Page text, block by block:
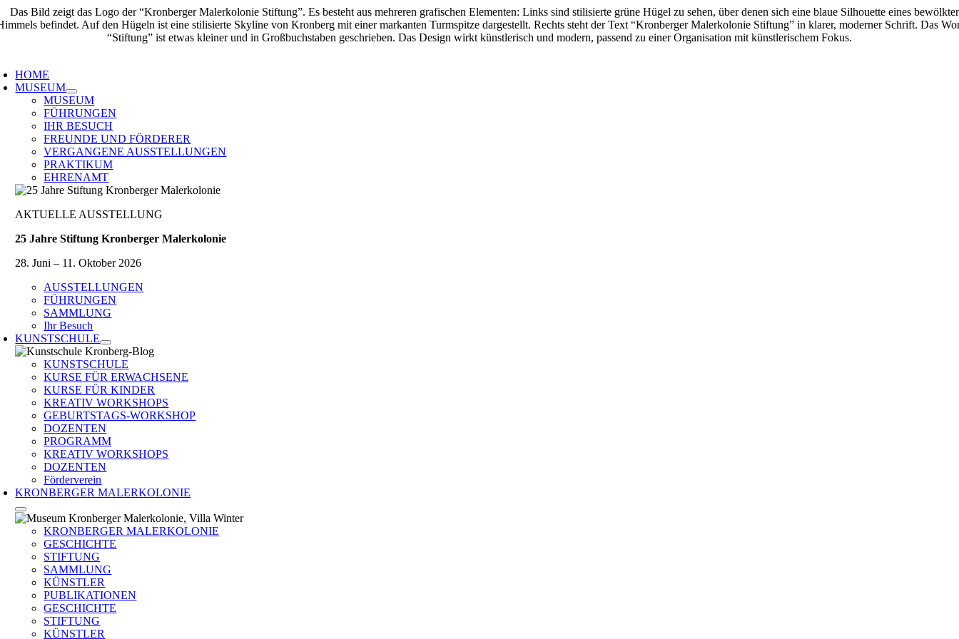
Zum
Inhalt
HOME
MUSEUM
MUSEUM
FÜHRUNGEN
IHR BESUCH
FREUNDE UND FÖRDERER
VERGANGENE AUSSTELLUNGEN
PRAKTIKUM
EHRENAMT
AKTUELLE AUSSTELLUNG
25 Jahre Stiftung Kronberger Malerkolonie
28. Juni – 11. Oktober 2026
AUSSTELLUNGEN
FÜHRUNGEN
SAMMLUNG
Ihr Besuch
KUNSTSCHULE
KUNSTSCHULE
KURSE FÜR ERWACHSENE
KURSE FÜR KINDER
KREATIV WORKSHOPS
GEBURTSTAGS-WORKSHOP
DOZENTEN
PROGRAMM
KREATIV WORKSHOPS
DOZENTEN
Förderverein
KRONBERGER MALERKOLONIE
KRONBERGER MALERKOLONIE
GESCHICHTE
STIFTUNG
SAMMLUNG
KÜNSTLER
PUBLIKATIONEN
GESCHICHTE
STIFTUNG
KÜNSTLER